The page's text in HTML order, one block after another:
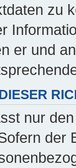
zu
er und
nur
der